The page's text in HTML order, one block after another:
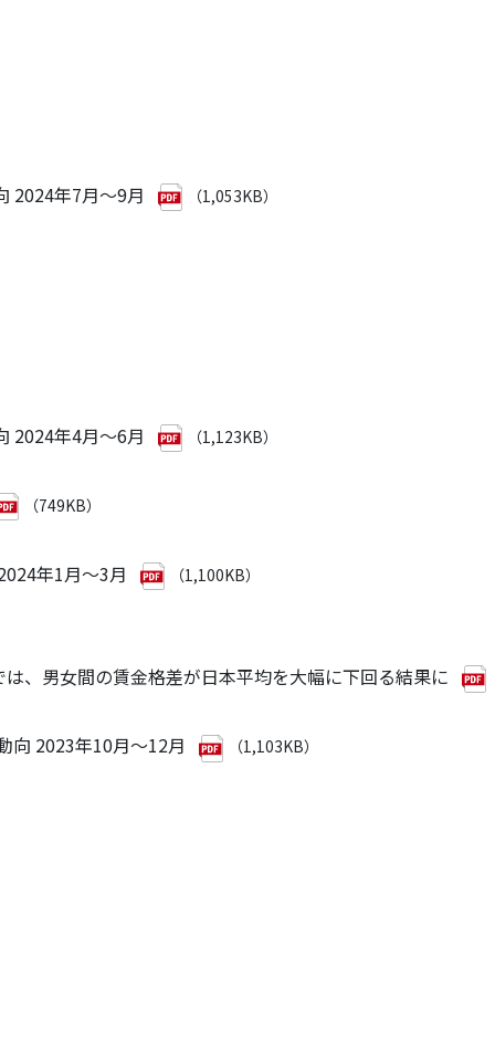
2024年7月～9月 （1,053KB）
2024年4月～6月
（1,123KB）
（749KB）
年1月～3月 （1,100KB）
男女間の賃金格差が日本平均を大幅に下回る結果に
向 2023年10月～12月 （1,103KB）